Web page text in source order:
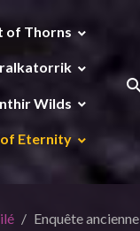
of Thorns
Wilds
Eternity
Enquête ancienne